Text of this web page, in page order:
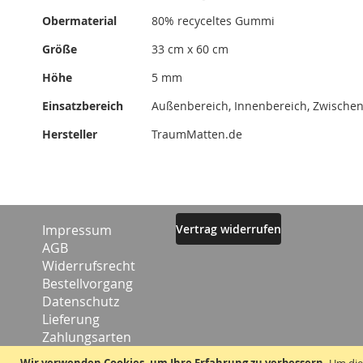
Obermaterial
80% recyceltes Gummi
Größe
33 cm x 60 cm
Höhe
5 mm
Einsatzbereich
Außenbereich, Innenbereich,
Hersteller
TraumMatten.de
Impressum
AGB
Widerrufsrecht
Bestellvorgang
Datenschutz
Lieferung
Zahlungsarten
Kontakt
Vertrag widerrufen